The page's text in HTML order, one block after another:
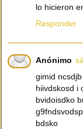
lo hicieron
Responder
Anónimo
gimid
hiivdskosd i
bvidoisdko
bdsko